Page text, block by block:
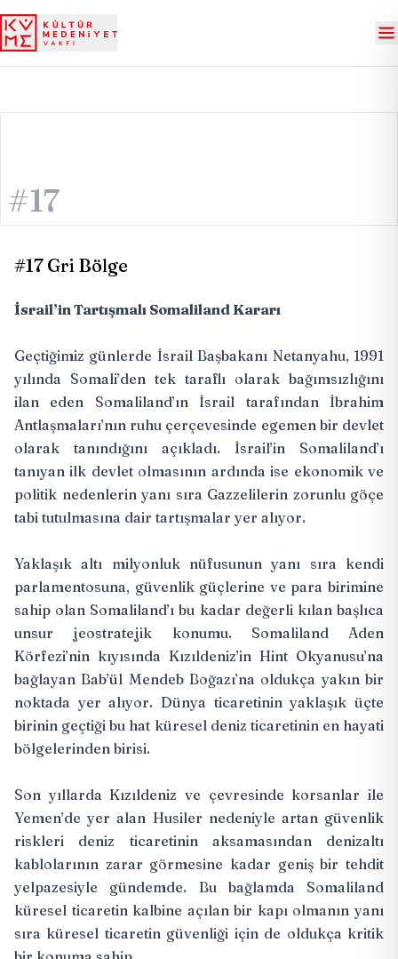
#17
#17 Gri Bölge
İsrail’in Tartışmalı Somaliland Kararı
Geçtiğimiz günlerde İsrail Başbakanı Netanyahu, 1991
yılında Somali’den tek taraflı olarak bağımsızlığını
ilan eden Somaliland’ın İsrail tarafından İbrahim
Antlaşmaları’nın ruhu çerçevesinde egemen bir devlet
olarak tanındığını açıkladı. İsrail’in Somaliland’ı
tanıyan ilk devlet olmasının ardında ise ekonomik ve
politik nedenlerin yanı sıra Gazzelilerin zorunlu göçe
tabi tutulmasına dair tartışmalar yer alıyor.
Yaklaşık altı milyonluk nüfusunun yanı sıra kendi
parlamentosuna, güvenlik güçlerine ve para birimine
sahip olan Somaliland’ı bu kadar değerli kılan başlıca
unsur jeostratejik konumu. Somaliland Aden
Körfezi’nin kıyısında Kızıldeniz’in Hint Okyanusu’na
bağlayan Bab’ül Mendeb Boğazı’na oldukça yakın bir
noktada yer alıyor. Dünya ticaretinin yaklaşık üçte
birinin geçtiği bu hat küresel deniz ticaretinin en hayati
bölgelerinden birisi.
Son yıllarda Kızıldeniz ve çevresinde korsanlar ile
Yemen’de yer alan Husiler nedeniyle artan güvenlik
riskleri deniz ticaretinin aksamasından denizaltı
kablolarının zarar görmesine kadar geniş bir tehdit
yelpazesiyle gündemde. Bu bağlamda Somaliland
küresel ticaretin kalbine açılan bir kapı olmanın yanı
sıra küresel ticaretin güvenliği için de oldukça kritik